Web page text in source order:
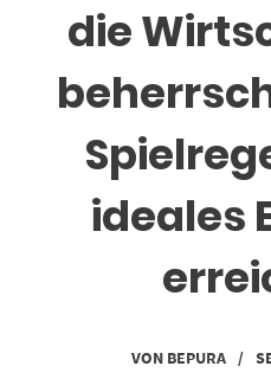
die
ideales
VON BEPURA /